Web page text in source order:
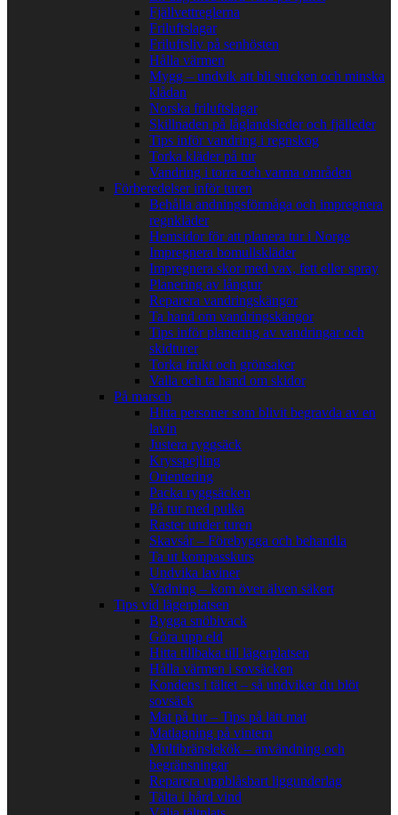
Fjällvettreglerna
Friluftslagar
Friluftsliv på senhösten
Hålla värmen
Mygg – undvik att bli stucken och minska
klådan
Norska friluftslagar
Skillnaden på låglandsleder och fjälleder
Tips inför vandring i regnskog
Torka kläder på tur
Vandring i torra och varma områden
Förberedelser inför turen
Behålla andningsförmåga och impregnera
regnkläder
Hemsidor för att planera tur i Norge
Impregnera bomullskläder
Impregnera skor med vax, fett eller spray
Planering av långtur
Reparera vandringskängor
Ta hand om vandringskängor
Tips inför planering av vandringar och
skidturer
Torka frukt och grönsaker
Valla och ta hand om skidor
På marsch
Hitta personer som blivit begravda av en
lavin
Justera ryggsäck
Krysspejling
Orientering
Packa ryggsäcken
På tur med pulka
Raster under turen
Skavsår – Förebygga och behandla
Ta ut kompasskurs
Undvika laviner
Vadning – kom över älven säkert
Tips vid lägerplatsen
Bygga snöbivack
Göra upp eld
Hitta tillbaka till lägerplatsen
Hålla värmen i sovsäcken
Kondens i tältet – så undviker du blöt
sovsäck
Mat på tur – Tips på lätt mat
Matlagning på vintern
Multibränslekök – användning och
begränsningar
Reparera uppblåsbart liggunderlag
Tälta i hård vind